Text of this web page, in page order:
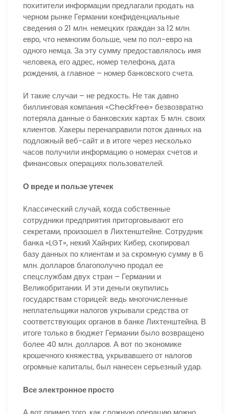
похитители информации предлагали продать на
черном рынке Германии конфиденциальные
сведения о 21 млн. немецких граждан за 12 млн.
евро, что немногим больше, чем по пол-евро на
одного немца. За эту сумму предоставлялось имя
человека, его адрес, номер телефона, дата
рождения, а главное – номер банковского счета.
И такие случаи – не редкость. Не так давно
биллинговая компания «CheckFree» безвозвратно
потеряла данные о банковских картах 5 млн. своих
клиентов. Хакеры перенаправили поток данных на
подложный веб-сайт и в итоге через несколько
часов получили информацию о номерах счетов и
финансовых операциях пользователей.
О вреде и пользе утечек
Классический случай, когда собственные
сотрудники предприятия приторговывают его
секретами, произошел в Лихтенштейне. Сотрудник
банка «LGT», некий Хайнрих Кибер, скопировал
базу данных по клиентам и за скромную сумму в 6
млн. долларов благополучно продал ее
спецслужбам двух стран – Германии и
Великобритании. И эти деньги окупились
государствам сторицей: ведь многочисленные
неплательщики налогов укрывали средства от
соответствующих органов в банке Лихтенштейна. В
итоге только в бюджет Германии было возвращено
более 40 млн. долларов. А вот по экономике
крошечного княжества, укрывавшего от налогов
огромные капиталы, был нанесен серьезный удар.
Все электронное просто